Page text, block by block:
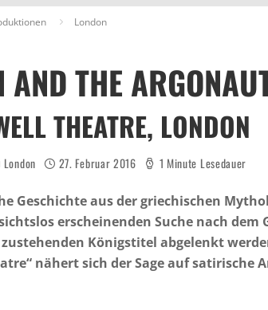
London
AND THE
THEATRE, LONDON
London 27. Februar 2016 1 Minute Lesedauer
Geschichte aus der griechischen
erscheinenden Suche nach
Königstitel abgelenkt
nähert sich der Sage auf satirische